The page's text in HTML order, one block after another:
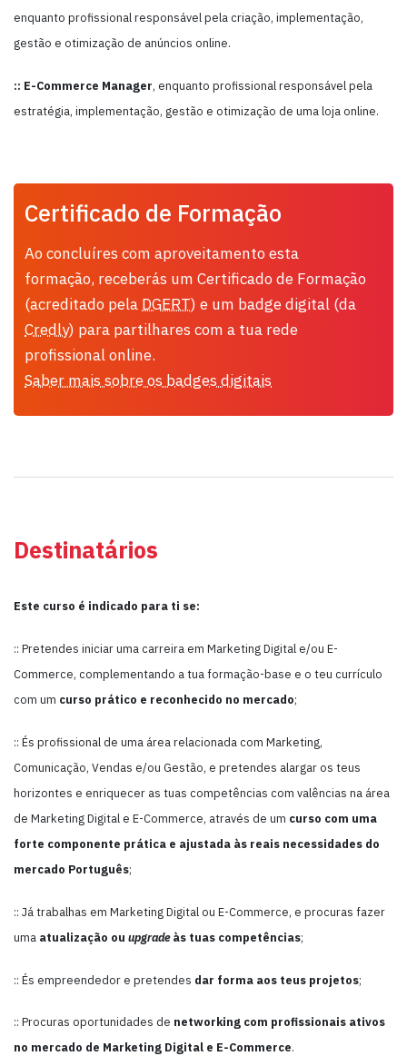
enquanto profissional responsável pela criação, implementação,
gestão e otimização de anúncios online.
:: E-Commerce Manager, enquanto profissional responsável pela
estratégia, implementação, gestão e otimização de uma loja online.
Certificado de Formação
Ao concluíres com aproveitamento esta
formação, receberás um Certificado de Formação
(acreditado pela DGERT) e um badge digital (da
Credly) para partilhares com a tua rede
profissional online.
Saber mais sobre os badges digitais
Destinatários
Este curso é indicado para ti se:
:: Pretendes iniciar uma carreira em Marketing Digital e/ou E-
Commerce, complementando a tua formação-base e o teu currículo
com um curso prático e reconhecido no mercado;
:: És profissional de uma área relacionada com Marketing,
Comunicação, Vendas e/ou Gestão, e pretendes alargar os teus
horizontes e enriquecer as tuas competências com valências na área
de Marketing Digital e E-Commerce, através de um curso com uma
forte componente prática e ajustada às reais necessidades do
mercado Português;
:: Já trabalhas em Marketing Digital ou E-Commerce, e procuras fazer
uma atualização ou upgradeàs tuas competências;
:: És empreendedor e pretendes dar forma aos teus projetos;
:: Procuras oportunidades de networking com profissionais ativos
no mercado de Marketing Digital e E-Commerce.